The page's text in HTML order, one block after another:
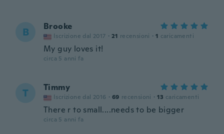
B Brooke
Iscrizione dal 2017 · 21 recensioni · 1 caricamenti
My guy loves it!
circa 5 anni fa
T Timmy
Iscrizione dal 2016 · 69 recensioni · 13 caricamenti
There r to small....needs to be bigger
circa 5 anni fa